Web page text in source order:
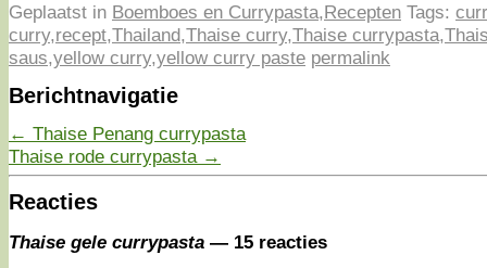
Geplaatst in Boemboes en Currypasta,Recepten Tags:
curry,recept,Thailand,Thaise curry,Thaise currypasta,
saus,yellow curry,yellow curry paste permalink
Berichtnavigatie
← Thaise Penang currypasta
Thaise rode currypasta →
Reacties
Thaise gele currypasta — 15 reacties